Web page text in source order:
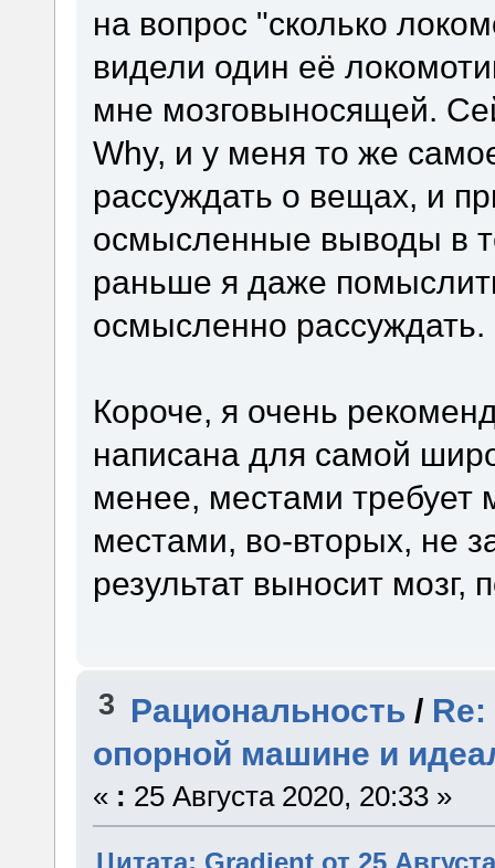
на вопрос "сколько
видели один её
мне мозговыносящей.
Why, и у меня то же
рассуждать о вещах, и
осмысленные выводы в
раньше я даже
осмысленно рассуждать.
Короче, я очень
написана для самой
менее, местами требует
местами, во-вторых, не
результат выносит
3 Рациональность /
опорной машине и
« : 25 Августа 2020, 20:33 »